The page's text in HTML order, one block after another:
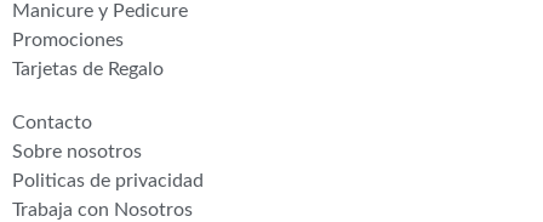
Manicure y Pedicure
Promociones
Tarjetas de Regalo
Contacto
Sobre nosotros
Politicas de privacidad
Trabaja con Nosotros